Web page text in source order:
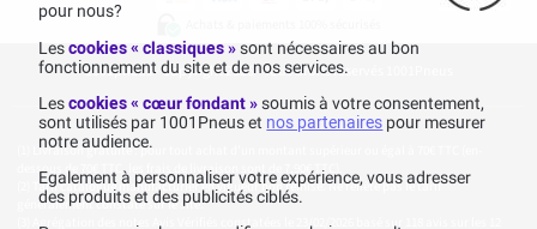
1001pneus - Copyright 2026 - Tous droits réservés 1001Pneus
Livraison gratuite : pour tout achat d'un montant supérieur ou égal à 70€ TTC (en-
dessous de 70€ TTC, les frais de livraison sont de 7,90€ TTC).
Tarif catalogue manufacturier en vigueur non remisé. Ne reflète pas le tarif
généralement constaté sur le site.
Agrégation des notes Avis Vérifiés constatées le 23/02/2026 basé sur 118 avis sur les 12
pour nous?
Lescookies « classiques »sont nécessaires au bon
fonctionnement du site et de nos services.
Lescookies « cœur fondant » soumis à votre consentement,
sont utilisés par 1001Pneus et nos partenaires pour mesurer
notre audience.
Egalement à personnaliser votre expérience, vous adresser
des produits et des publicités ciblés.